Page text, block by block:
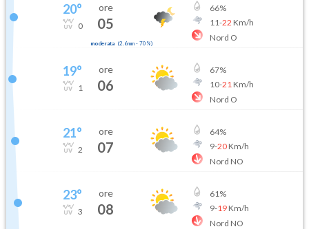
20°
0
ore
05
moderata (2.6mm- 70 %)
66%
11-22 Km/h
Nord O
19°
1
ore
06
67%
10-21Km/h
Nord O
21°
2
ore
07
64%
9-20Km/h
Nord NO
23°
3
ore
08
61%
9-19Km/h
Nord NO